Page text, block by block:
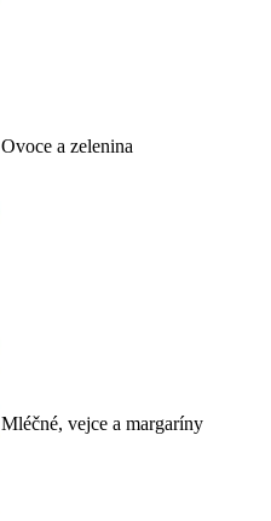
Ovoce a zelenina
Mléčné, vejce a margaríny